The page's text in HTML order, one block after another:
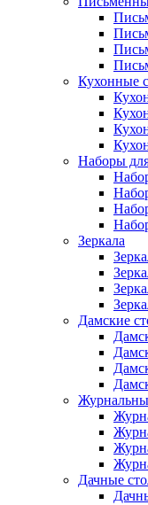
Кухонные
Наборы
Зеркала
Дамские
Дачные